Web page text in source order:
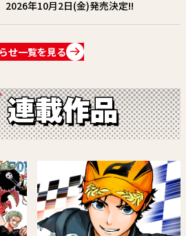
2026年10月2日(金)発売決定!!
せ一覧を見る